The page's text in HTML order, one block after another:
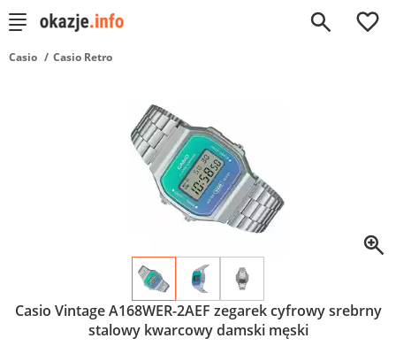
0
Casio Casio Retro
Casio Vintage A168WER-2AEF zegarek cyfrowy srebrny
stalowy kwarcowy damski męski